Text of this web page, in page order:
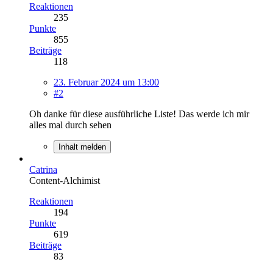
Reaktionen
235
Punkte
855
Beiträge
118
23. Februar 2024 um 13:00
#2
Oh danke für diese ausführliche Liste! Das werde ich mir
alles mal durch sehen
Inhalt melden
Catrina
Content-Alchimist
Reaktionen
194
Punkte
619
Beiträge
83